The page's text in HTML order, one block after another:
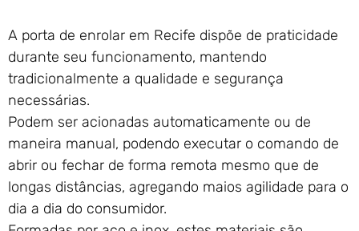
Enrolar em Rio das Ostras –
RJ
Portão de Garagem de
Enrolar em Queimados – RJ
Enrolar em Petrópolis – RJ
Portão de Garagem de
Enrolar em Paraty – RJ
Portão de Garagem de
Portão de Garagem de
A porta de enrolar em Recife dispõe de praticidade
durante seu funcionamento, mantendo
tradicionalmente a qualidade e segurança
necessárias.
Podem ser acionadas automaticamente ou de
maneira manual, podendo executar o comando de
abrir ou fechar de forma remota mesmo que de
longas distâncias, agregando maios agilidade para o
dia a dia do consumidor.